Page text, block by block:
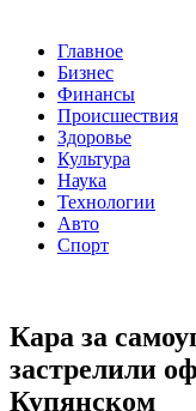
Главное
Бизнес
Финансы
Происшествия
Здоровье
Культура
Наука
Технологии
Авто
Спорт
Кара за
застрелили
Купянском